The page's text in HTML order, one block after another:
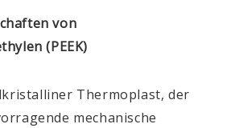
von
(PEEK)
Thermoplast, der
mechanische